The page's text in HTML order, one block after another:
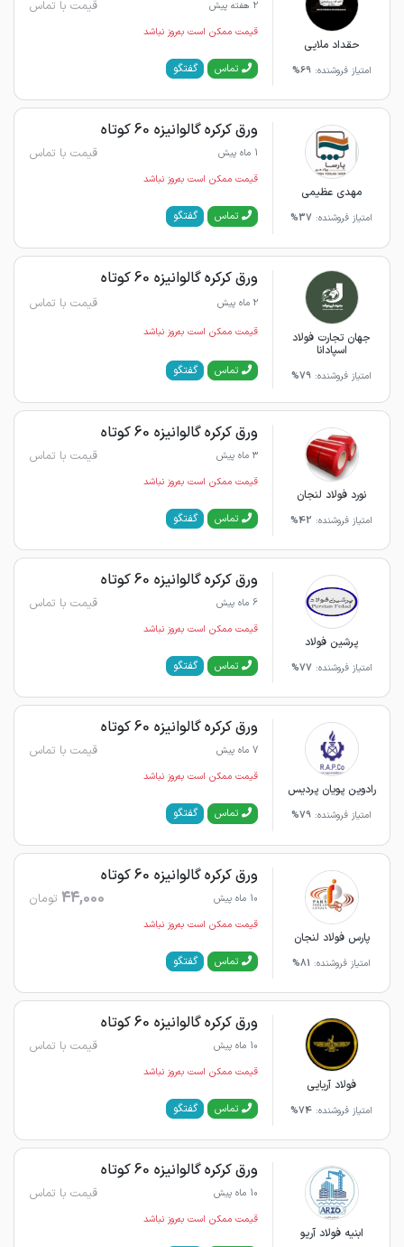
حقداد ملایی
امتیاز فروشنده:69%
2 هفته پیش قیمت با تماس
قیمت ممکن است به‌روز نباشد
تماس گفتگو
مهدی عظیمی
امتیاز فروشنده: 37%
ورق کرکره گالوانیزه 60 کوتاه
1 ماه پیش قیمت با تماس
قیمت ممکن است به‌روز نباشد
تماس گفتگو
جهان تجارت فولاد
اسپادانا
امتیاز فروشنده: 79%
ورق کرکره گالوانیزه 60 کوتاه
2 ماه پیش قیمت با تماس
قیمت ممکن است به‌روز نباشد
تماس گفتگو
نورد فولاد لنجان
امتیاز فروشنده: 42%
ورق کرکره گالوانیزه 60 کوتاه
3 ماه پیش قیمت با تماس
قیمت ممکن است به‌روز نباشد
تماس گفتگو
پرشین فولاد
امتیاز فروشنده: 77%
ورق کرکره گالوانیزه 60 کوتاه
6 ماه پیش قیمت با تماس
قیمت ممکن است به‌روز نباشد
تماس گفتگو
رادوین پویان پردیس
امتیاز فروشنده: 79%
ورق کرکره گالوانیزه 60 کوتاه
7 ماه پیش قیمت با تماس
قیمت ممکن است به‌روز نباشد
تماس گفتگو
پارس فولاد لنجان
امتیاز فروشنده: 81%
ورق کرکره گالوانیزه 60 کوتاه
10 ماه پیش 44,000 تومان
قیمت ممکن است به‌روز نباشد
تماس گفتگو
فولاد آریایی
امتیاز فروشنده: 74%
ورق کرکره گالوانیزه 60 کوتاه
10 ماه پیش قیمت با تماس
قیمت ممکن است به‌روز نباشد
تماس گفتگو
ابنیه فولاد آریو
ورق کرکره گالوانیزه 60 کوتاه
10 ماه پیش قیمت با تماس
قیمت ممکن است به‌روز نباشد